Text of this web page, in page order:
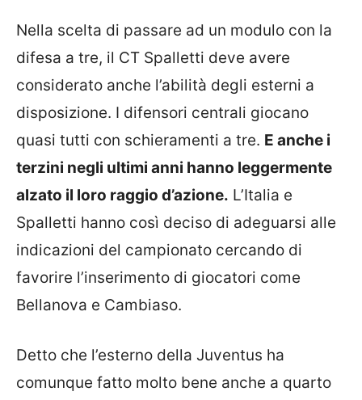
Nella scelta di passare ad un modulo con la
difesa a tre, il CT Spalletti deve avere
considerato anche l’abilità degli esterni a
disposizione. I difensori centrali giocano
quasi tutti con schieramenti a tre. E anche i
terzini negli ultimi anni hanno leggermente
alzato il loro raggio d’azione. L’Italia e
Spalletti hanno così deciso di adeguarsi alle
indicazioni del campionato cercando di
favorire l’inserimento di giocatori come
Bellanova e Cambiaso.
Detto che l’esterno della Juventus ha
comunque fatto molto bene anche a quarto